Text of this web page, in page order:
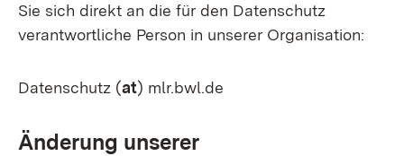
Sie sich direkt an die für den Datenschutz
verantwortliche Person in unserer Organisation:
Datenschutz (at) mlr.bwl.de
Änderung unserer